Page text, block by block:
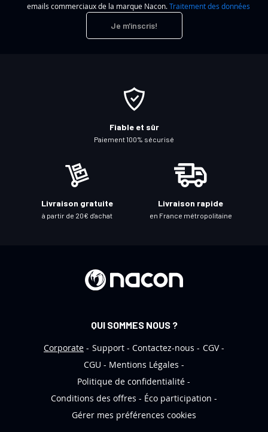
emails commerciaux de la marque Nacon.Traitement des données
Je m'inscris!
Fiable et sûr
Paiement 100% sécurisé
Livraison gratuite
à partir de 20€ d'achat
Livraison rapide
en France métropolitaine
QUI SOMMES NOUS ?
Corporate
Support Contactez-nous
CGV
CGU
Mentions Légales
Politique de confidentialité
Conditions des offres
Éco participation
Gérer mes préférences cookies